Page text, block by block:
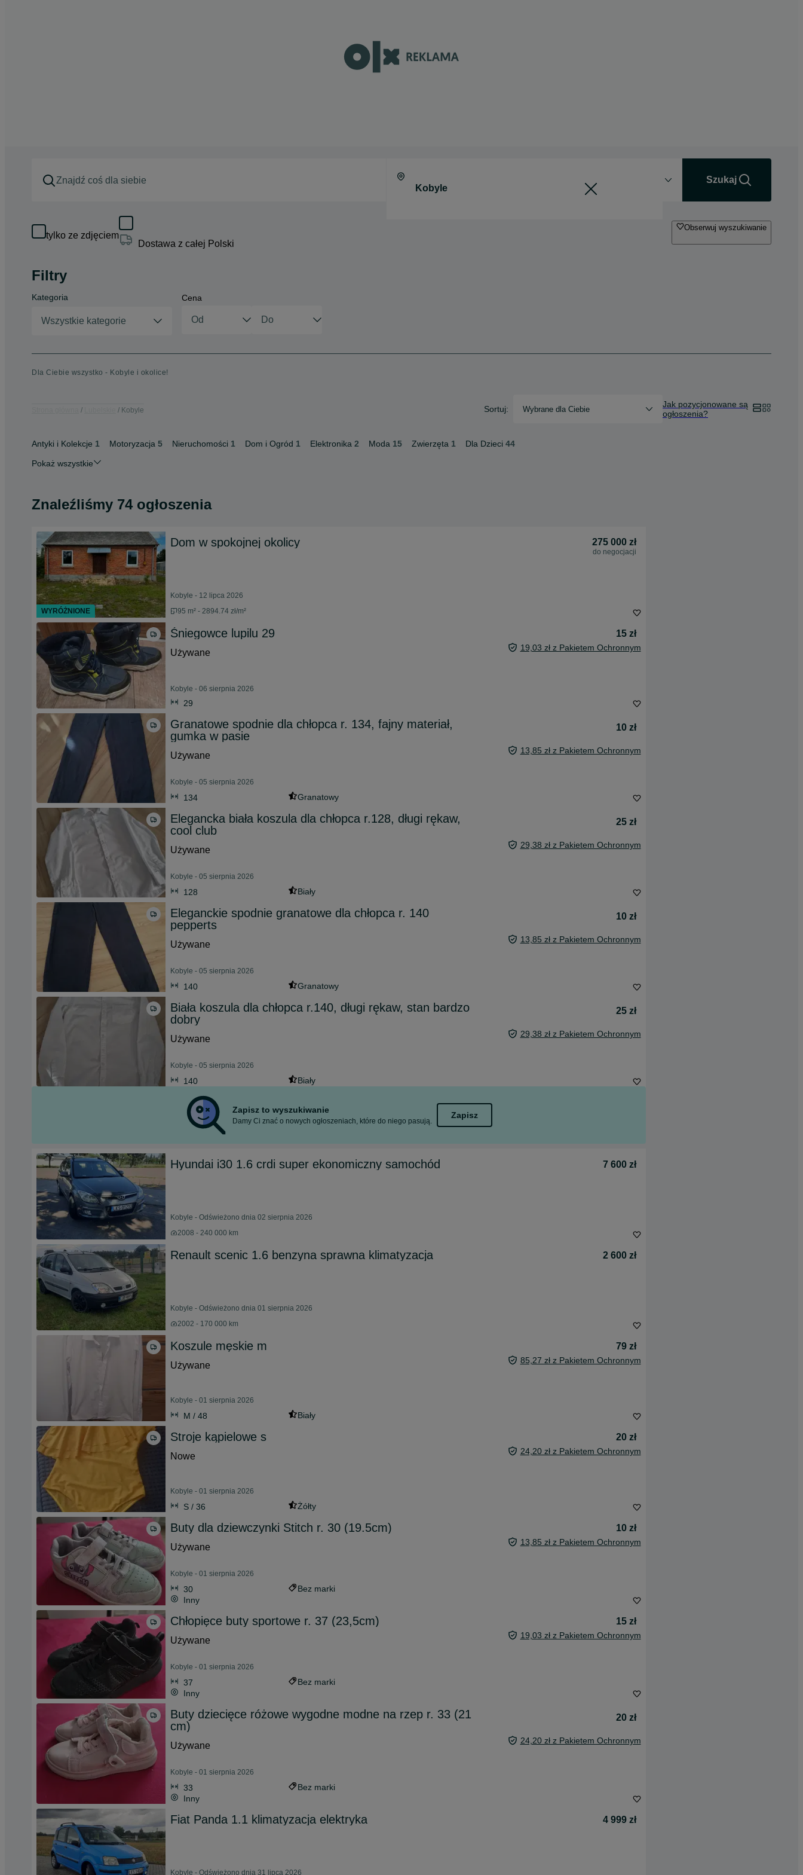
Szukaj
tylko ze zdjęciem
Dostawa z całej Polski
Obserwuj wyszukiwanie
Filtry
Kategoria
Wszystkie kategorie
Cena
Dla Ciebie wszystko - Kobyle i okolice!
Kobyle Sortuj: Wybrane dla Ciebie
Jak pozycjonowane są
ogłoszenia?
Antyki i Kolekcje 1 Motoryzacja 5 Nieruchomości 1 Dom i Ogród 1 Elektronika 2 Moda 15 Zwierzęta 1 Dla Dzieci 44
Pokaż wszystkie
Znaleźliśmy 74 ogłoszenia
Dom w spokojnej okolicy 275 000 zł
do negocjacji
Kobyle - 12 lipca 2026
95 m² - 2894.74 zł/m²
Śniegowce lupilu 29
15 zł
Używane
19,03 zł z Pakietem Ochronnym
Kobyle - 06 sierpnia 2026
29
Granatowe spodnie dla chłopca r. 134, fajny materiał,
gumka w pasie
10 zł
Używane 13,85 zł z Pakietem Ochronnym
Kobyle - 05 sierpnia 2026
134 Granatowy
Elegancka biała koszula dla chłopca r.128, długi rękaw,
cool club
25 zł
Używane 29,38 zł z Pakietem Ochronnym
Kobyle - 05 sierpnia 2026
128 Biały
Eleganckie spodnie granatowe dla chłopca r. 140
pepperts
10 zł
Używane 13,85 zł z Pakietem Ochronnym
Kobyle - 05 sierpnia 2026
140 Granatowy
Biała koszula dla chłopca r.140, długi rękaw, stan bardzo
dobry
25 zł
Używane 29,38 zł z Pakietem Ochronnym
Kobyle - 05 sierpnia 2026
140 Biały
Zapisz to wyszukiwanie
Damy Ci znać o nowych ogłoszeniach, które do niego pasują.
Zapisz
Hyundai i30 1.6 crdi super ekonomiczny samochód 7 600 zł
Kobyle - Odświeżono dnia 02 sierpnia 2026
2008 - 240 000 km
Renault scenic 1.6 benzyna sprawna klimatyzacja 2 600 zł
Kobyle - Odświeżono dnia 01 sierpnia 2026
2002 - 170 000 km
Koszule męskie m
79 zł
Używane
85,27 zł z Pakietem Ochronnym
Kobyle - 01 sierpnia 2026
M / 48 Biały
Stroje kąpielowe s
20 zł
Nowe
24,20 zł z Pakietem Ochronnym
Kobyle - 01 sierpnia 2026
S / 36 Żółty
Buty dla dziewczynki Stitch r. 30 (19.5cm)
10 zł
Używane
13,85 zł z Pakietem Ochronnym
Kobyle - 01 sierpnia 2026
30
Bez marki
Inny
Chłopięce buty sportowe r. 37 (23,5cm)
15 zł
Używane
19,03 zł z Pakietem Ochronnym
Kobyle - 01 sierpnia 2026
37
Bez marki
Inny
Buty dziecięce różowe wygodne modne na rzep r. 33 (21
cm)
20 zł
Używane 24,20 zł z Pakietem Ochronnym
Kobyle - 01 sierpnia 2026
33
Bez marki
Inny
Fiat Panda 1.1 klimatyzacja elektryka 4 999 zł
Kobyle - Odświeżono dnia 31 lipca 2026
WYRÓŻNIONE